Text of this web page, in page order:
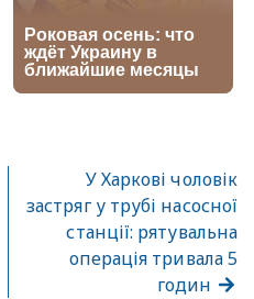
У Харкові чоловік
застряг у трубі насосної
станції: рятувальна
операція тривала 5
годин